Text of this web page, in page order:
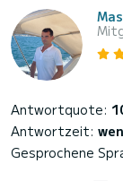
Antwortquote:
Antwortzeit:
Gesprochene